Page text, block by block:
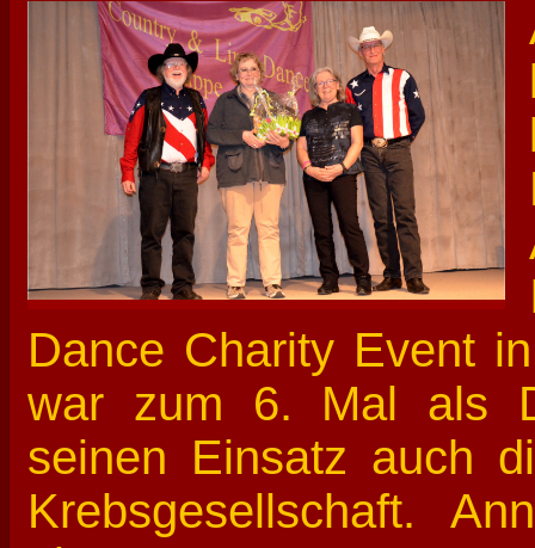
Dance Charity Event
war zum 6. Mal als
seinen Einsatz auch
Krebsgesellschaft.